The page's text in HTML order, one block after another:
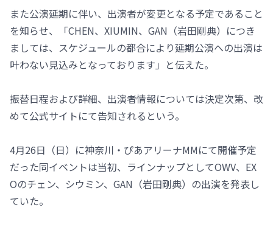
また公演延期に伴い、出演者が変更となる予定であること
を知らせ、「CHEN、XIUMIN、GAN（岩田剛典）につき
ましては、スケジュールの都合により延期公演への出演は
叶わない見込みとなっております」と伝えた。
振替日程および詳細、出演者情報については決定次第、改
めて公式サイトにて告知されるという。
4月26日（日）に神奈川・ぴあアリーナMMにて開催予定
だった同イベントは当初、ラインナップとしてOWV、EX
Oのチェン、シウミン、GAN（岩田剛典）の出演を発表し
ていた。